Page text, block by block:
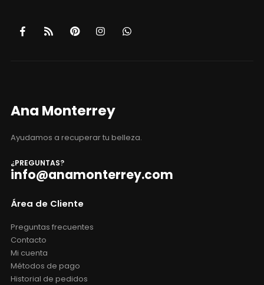
Ana Monterrey
Ayudamos a recuperar tu belleza.
¿PREGUNTAS?
info@anamonterrey.com
Área de Cliente
Preguntas frecuentes
Contacto
Mi cuenta
Métodos de pago
Historial de pedidos